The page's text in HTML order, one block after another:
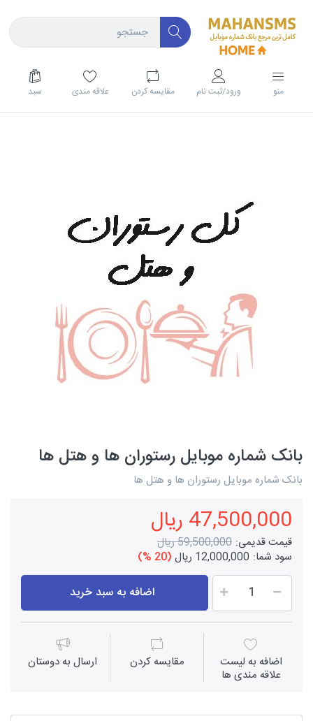
منو ورود/ثبت نام مقايسه كردن علاقه مندی سبد
بانک شماره موبایل رستوران ها و هتل ها
بانک شماره موبایل رستوران ها و هتل ها
47,500,000 ریال
قیمت قدیمی: 59,500,000 ریال
سود شما: 12,000,000 ریال (20 %)
اضافه به سبد خرید
اضافه به لیست
علاقه مندی ها
مقايسه كردن ارسال به دوستان